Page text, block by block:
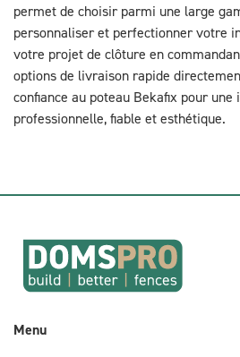
permet de choisir parmi une large
personnaliser et perfectionner votre
votre projet de clôture en
options de livraison rapide
confiance au poteau Bekafix pour
professionnelle, fiable et esthétique.
Menu